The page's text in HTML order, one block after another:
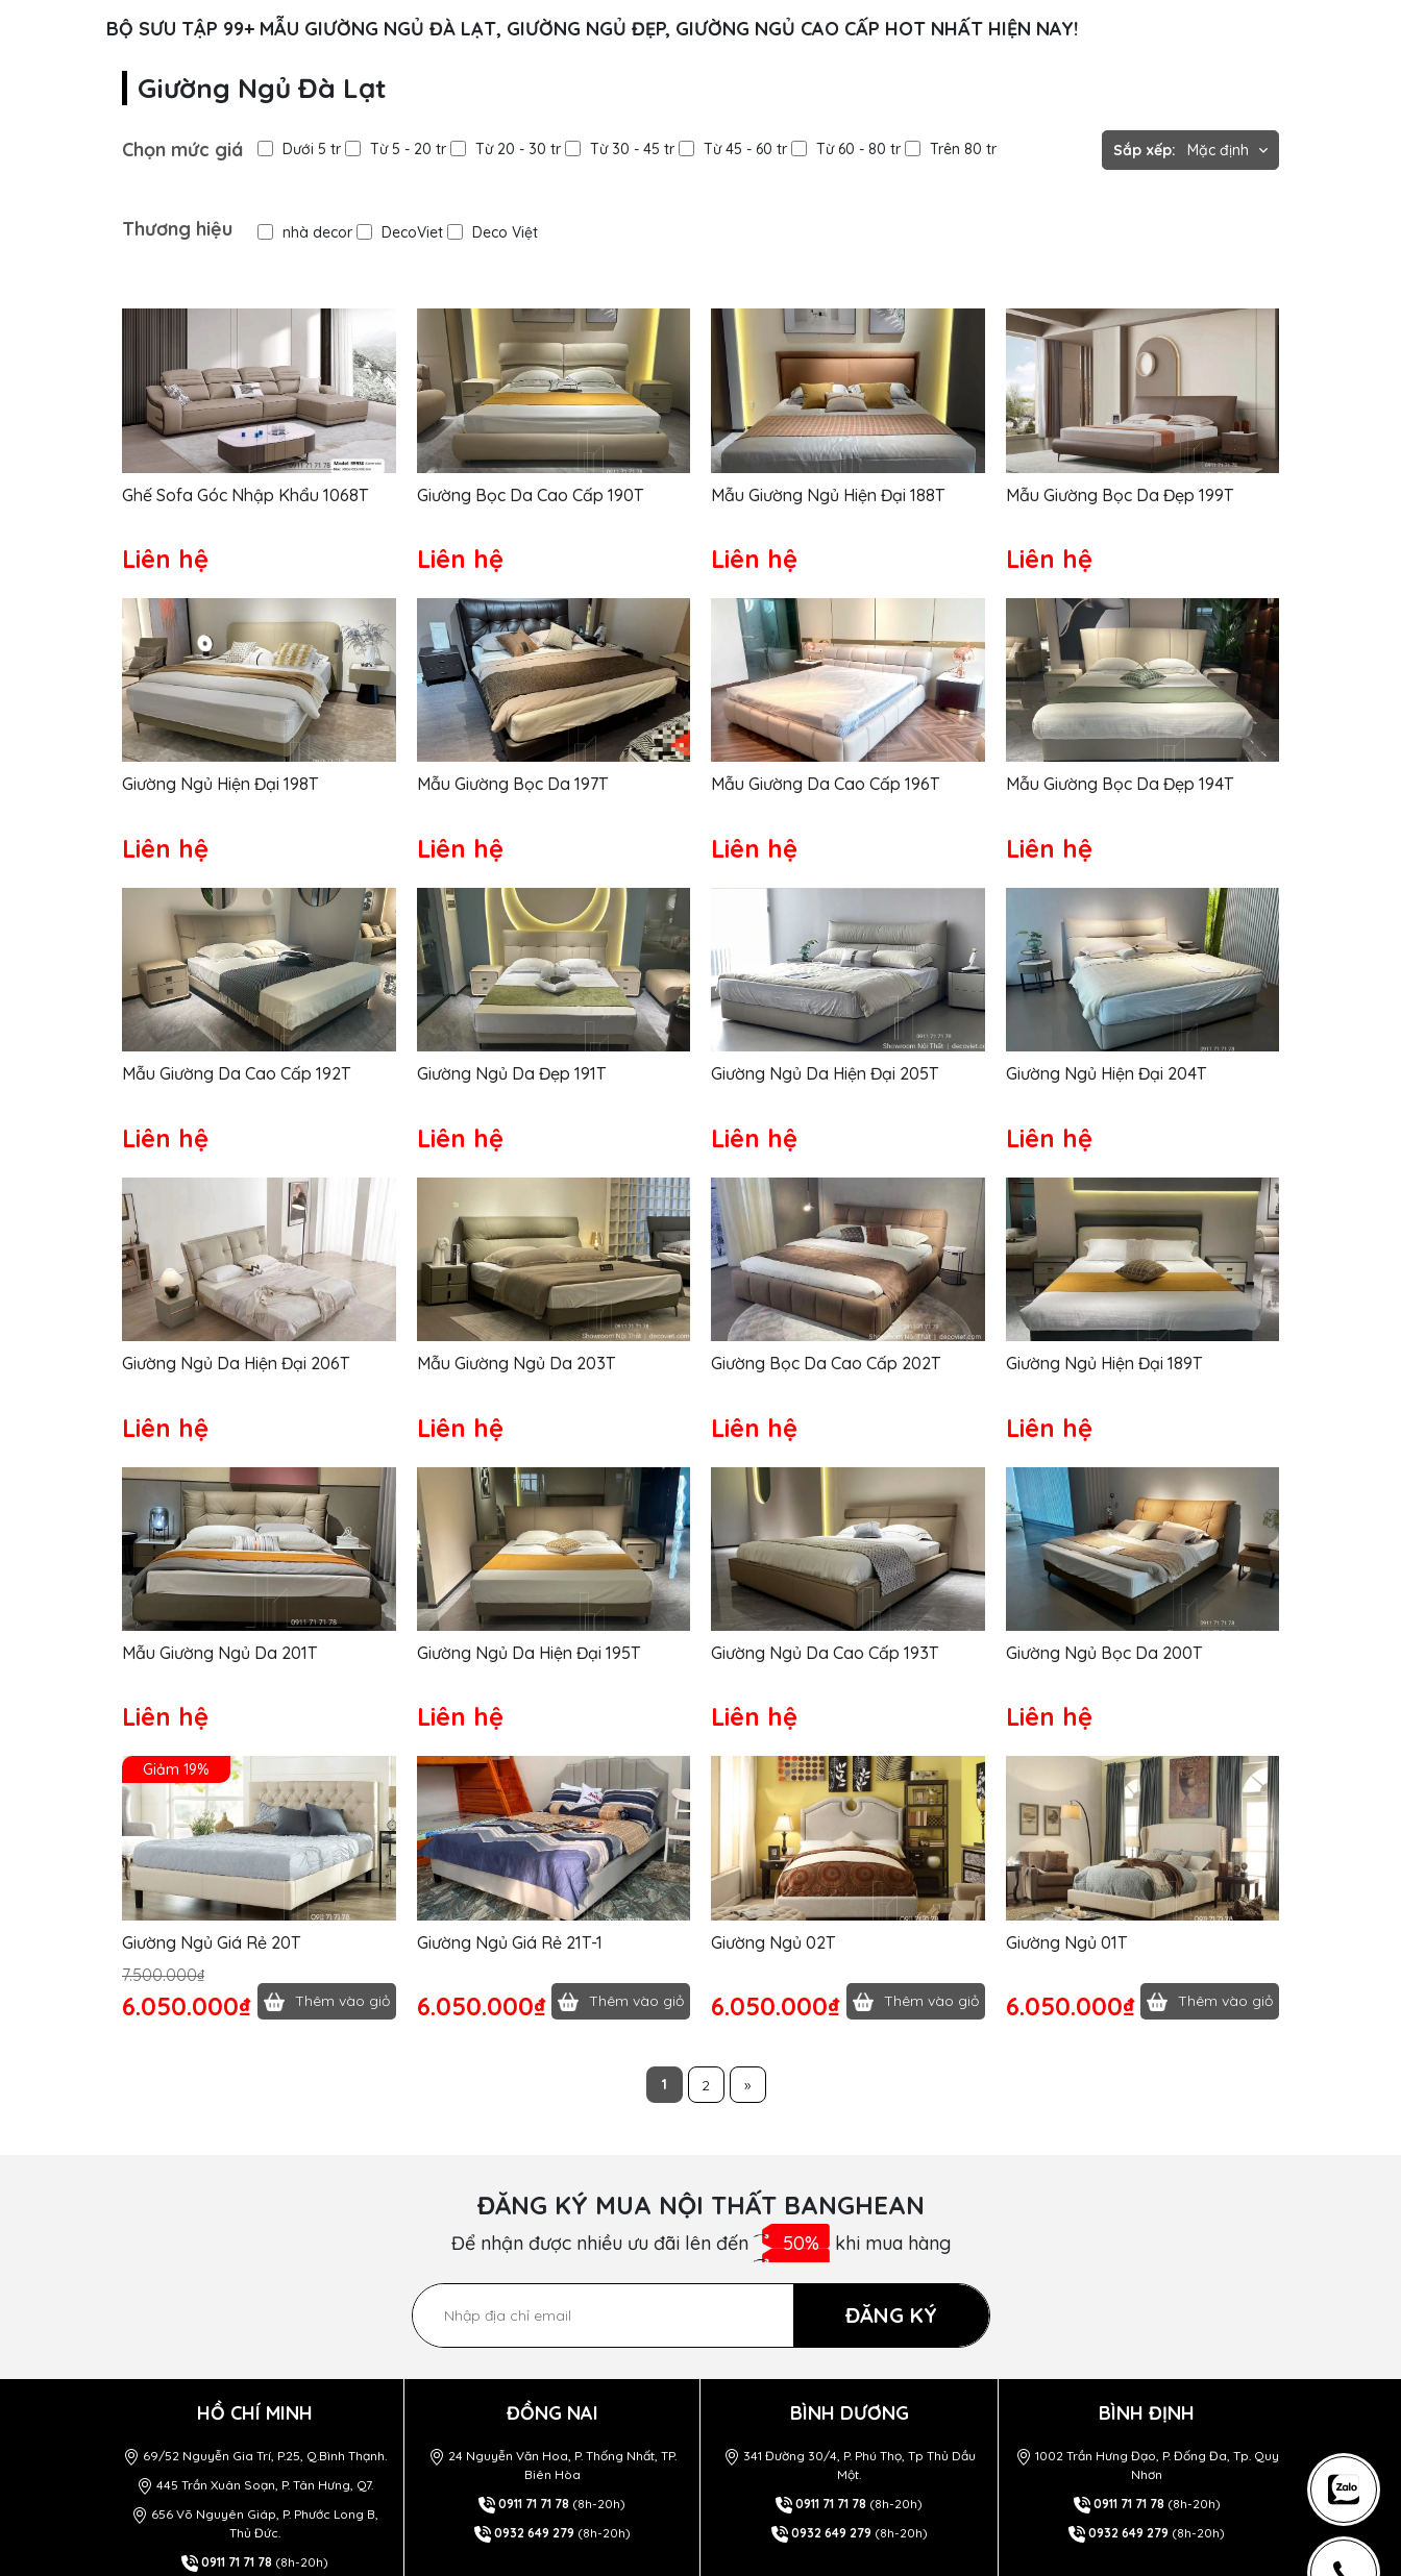
BỘ SƯU TẬP 99+ MẪU GIƯỜNG NGỦ ĐÀ LẠT, GIƯỜNG NGỦ ĐẸP, GIƯỜNG NGỦ CAO CẤP HOT NHẤT HIỆN NAY!
Giường Ngủ Đà Lạt
Chọn mức giá Dưới 5 tr Từ 5 - 20 tr Từ 20 - 30 tr Từ 30 - 45 tr Từ 45 - 60 tr Từ 60 - 80 tr Trên 80 tr
Thương hiệu nhà decor DecoViet Deco Việt
Sắp xếp: Mặc định
Ghế Sofa Góc Nhập Khẩu 1068T
Liên hệ
Giường Bọc Da Cao Cấp 190T
Liên hệ
Mẫu Giường Ngủ Hiện Đại 188T
Liên hệ
Mẫu Giường Bọc Da Đẹp 199T
Liên hệ
Giường Ngủ Hiện Đại 198T
Liên hệ
Mẫu Giường Bọc Da 197T
Liên hệ
Mẫu Giường Da Cao Cấp 196T
Liên hệ
Mẫu Giường Bọc Da Đẹp 194T
Liên hệ
Mẫu Giường Da Cao Cấp 192T
Liên hệ
Giường Ngủ Da Đẹp 191T
Liên hệ
Giường Ngủ Da Hiện Đại 205T
Liên hệ
Giường Ngủ Hiện Đại 204T
Liên hệ
Giường Ngủ Da Hiện Đại 206T
Liên hệ
Mẫu Giường Ngủ Da 203T
Liên hệ
Giường Bọc Da Cao Cấp 202T
Liên hệ
Giường Ngủ Hiện Đại 189T
Liên hệ
Mẫu Giường Ngủ Da 201T
Liên hệ
Giường Ngủ Da Hiện Đại 195T
Liên hệ
Giường Ngủ Da Cao Cấp 193T
Liên hệ
Giường Ngủ Bọc Da 200T
Liên hệ
Giảm 19%
Giường Ngủ Giá Rẻ 20T
7.500.000₫
6.050.000₫ Thêm vào giỏ
Giường Ngủ Giá Rẻ 21T-1
6.050.000₫ Thêm vào giỏ
Giường Ngủ 02T
6.050.000₫ Thêm vào giỏ
Giường Ngủ 01T
6.050.000₫ Thêm vào giỏ
1 2 »
ĐĂNG KÝ MUA NỘI THẤT BANGHEAN
Để nhận được nhiều ưu đãi lên đến 50% khi mua hàng
ĐĂNG KÝ
HỒ CHÍ MINH
69/52 Nguyễn Gia Trí, P.25, Q.Bình Thạnh.
445 Trần Xuân Soạn, P. Tân Hưng, Q7.
656 Võ Nguyên Giáp, P. Phước Long B,
Thủ Đức.
0911 71 71 78 (8h-20h)
ĐỒNG NAI
24 Nguyễn Văn Hoa, P. Thống Nhất, TP.
Biên Hòa
0911 71 71 78 (8h-20h)
0932 649 279 (8h-20h)
BÌNH DƯƠNG
341 Đường 30/4, P. Phú Thọ, Tp Thủ Dầu
Một.
0911 71 71 78 (8h-20h)
0932 649 279 (8h-20h)
BÌNH ĐỊNH
1002 Trần Hưng Đạo, P. Đống Đa, Tp. Quy
Nhơn
0911 71 71 78 (8h-20h)
0932 649 279 (8h-20h)